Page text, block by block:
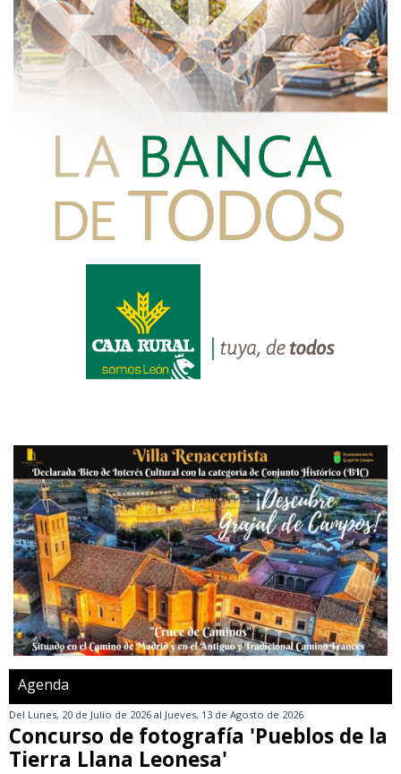
Agenda
Del Lunes, 20 de Julio de 2026 al Jueves, 13 de Agosto de 2026
Concurso de fotografía 'Pueblos de la
Tierra Llana Leonesa'